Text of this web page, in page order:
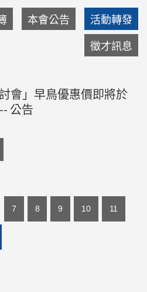
本會公告
活動轉發
徵才訊息
會」早鳥優惠價即將於
公告
7 8 9 10 11